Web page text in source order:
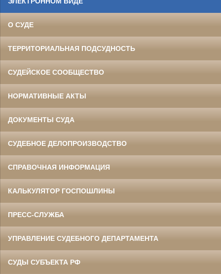
О СУДЕ
ТЕРРИТОРИАЛЬНАЯ ПОДСУДНОСТЬ
СУДЕЙСКОЕ СООБЩЕСТВО
НОРМАТИВНЫЕ АКТЫ
ДОКУМЕНТЫ СУДА
СУДЕБНОЕ ДЕЛОПРОИЗВОДСТВО
СПРАВОЧНАЯ ИНФОРМАЦИЯ
КАЛЬКУЛЯТОР ГОСПОШЛИНЫ
ПРЕСС-СЛУЖБА
УПРАВЛЕНИЕ СУДЕБНОГО ДЕПАРТАМЕНТА
СУДЫ СУБЪЕКТА РФ